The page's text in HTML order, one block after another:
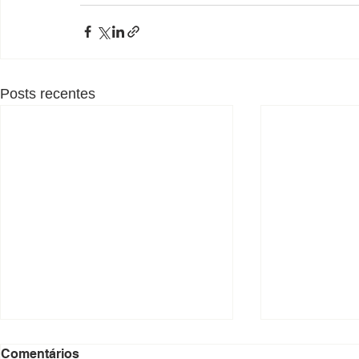
Posts recentes
Comentários